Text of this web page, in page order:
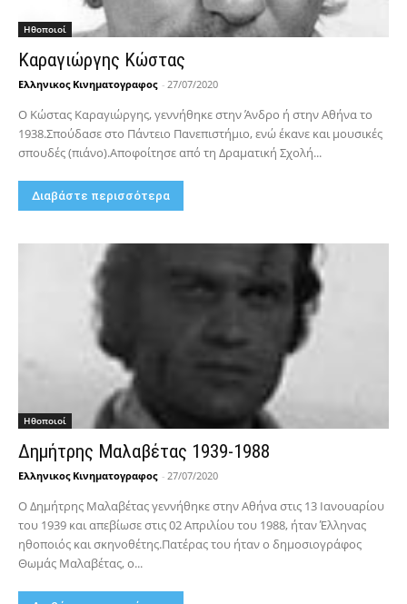
Hθοποιοί
Καραγιώργης Κώστας
Ελληνικος Κινηματογραφος - 27/07/2020
Ο Κώστας Καραγιώργης, γεννήθηκε στην Άνδρο ή στην Αθήνα το
1938.Σπούδασε στο Πάντειο Πανεπιστήμιο, ενώ έκανε και μουσικές
σπουδές (πιάνο).Αποφοίτησε από τη Δραματική Σχολή...
Διαβάστε περισσότερα
Hθοποιοί
Δημήτρης Μαλαβέτας 1939-1988
Ελληνικος Κινηματογραφος - 27/07/2020
Ο Δημήτρης Μαλαβέτας γεννήθηκε στην Αθήνα στις 13 Ιανουαρίου
του 1939 και απεβίωσε στις 02 Απριλίου του 1988, ήταν Έλληνας
ηθοποιός και σκηνοθέτης.Πατέρας του ήταν ο δημοσιογράφος
Θωμάς Μαλαβέτας, ο...